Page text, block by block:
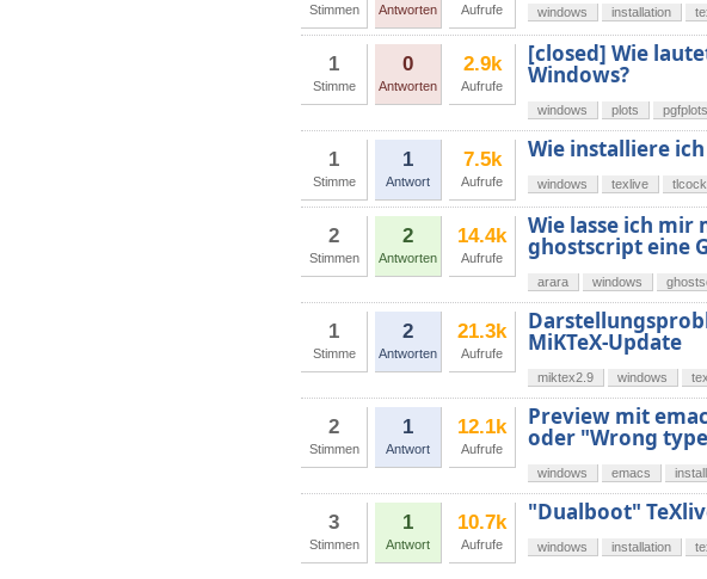
Stimmen Antworten Aufrufe windows installation
1
Stimme
0
Antworten
2.9k
Aufrufe
[closed] Wie
Windows?
windows plots pgfplots
1
Stimme
1
Antwort
7.5k
Aufrufe
Wie installiere
windows texlive
2
Stimmen
2
Antworten
14.4k
Aufrufe
Wie lasse ich mir
ghostscript eine
arara windows
1
Stimme
2
Antworten
21.3k
Aufrufe MiKTeX-Update
miktex2.9 windows
2
Stimmen
1
Antwort
12.1k
Aufrufe
Preview mit
oder "Wrong
windows emacs
3
Stimmen
1
Antwort
10.7k
Aufrufe
"Dualboot"
windows installation